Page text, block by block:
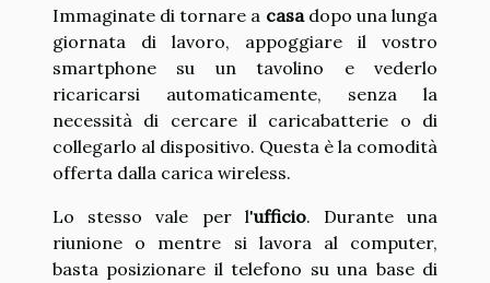
Immaginate di tornare a casadopo una lunga
giornata di lavoro, appoggiare il vostro
smartphone su un tavolino e vederlo
ricaricarsi automaticamente, senza la
necessità di cercare il caricabatterie o di
collegarlo al dispositivo. Questa è la comodità
offerta dalla carica wireless.
Lo stesso vale per l'ufficio. Durante una
riunione o mentre si lavora al computer,
basta posizionare il telefono su una base di